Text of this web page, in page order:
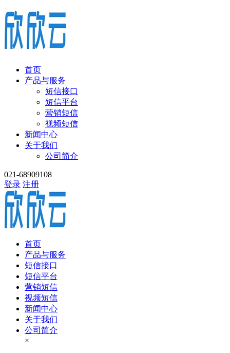
首页
产品与服务
短信接口
短信平台
营销短信
视频短信
新闻中心
关于我们
公司简介
021-68909108
登录 注册
首页
产品与服务
短信接口
短信平台
营销短信
视频短信
新闻中心
关于我们
公司简介
×